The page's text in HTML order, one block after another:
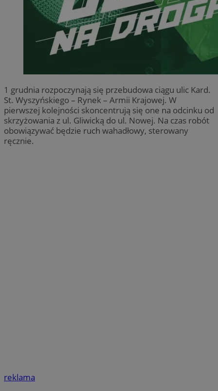
1 grudnia rozpoczynają się przebudowa ciągu ulic Kard.
St. Wyszyńskiego – Rynek – Armii Krajowej. W
pierwszej kolejności skoncentrują się one na odcinku od
skrzyżowania z ul. Gliwicką do ul. Nowej. Na czas robót
obowiązywać będzie ruch wahadłowy, sterowany
ręcznie.
reklama